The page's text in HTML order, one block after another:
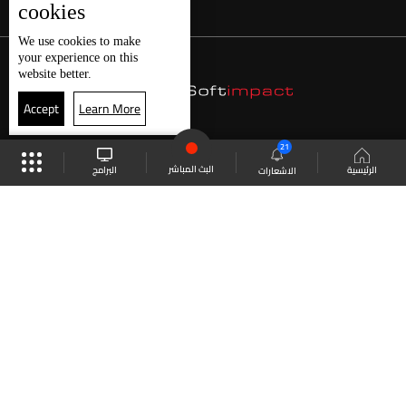
الرئيسية الاشعارات
21
البث المباشر البرامج
cookies
We use cookies to make
your experience on this
website better.
Accept Learn More
موقع البرامج الجدول البث المباشر